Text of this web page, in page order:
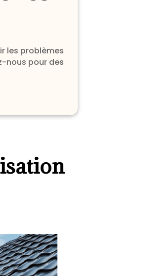
les problèmes
nous pour des